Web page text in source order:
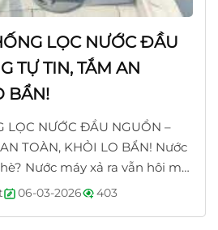
LỌC NƯỚC ĐẦU
TỰ TIN, TẮM AN
BẨN!
LỌC NƯỚC ĐẦU NGUỒN –
TOÀN, KHỎI LO BẨN! Nước
mùi
nổi mẩn, bà nội rửa rau mà...
06-03-2026 403